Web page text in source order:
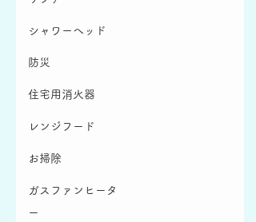
シャワーヘッド
防災
住宅用消火器
レンジフード
お掃除
ガスファンヒータ
ー